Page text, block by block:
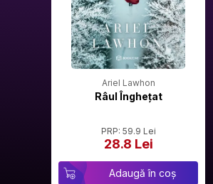
Ariel Lawhon
Râul Înghețat
PRP: 59.9 Lei
28.8 Lei
Adaugă în coș